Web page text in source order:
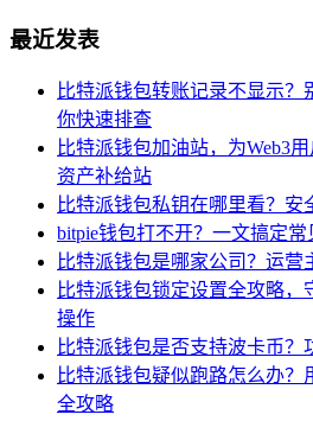
最近发表
比特派钱包转账记录不显示？
你快速排查
比特派钱包加油站，为Web3
资产补给站
比特派钱包私钥在哪里看？安
bitpie钱包打不开？一文搞定
比特派钱包是哪家公司？运营
比特派钱包锁定设置全攻略
操作
比特派钱包是否支持波卡币？
比特派钱包疑似跑路怎么办？
全攻略